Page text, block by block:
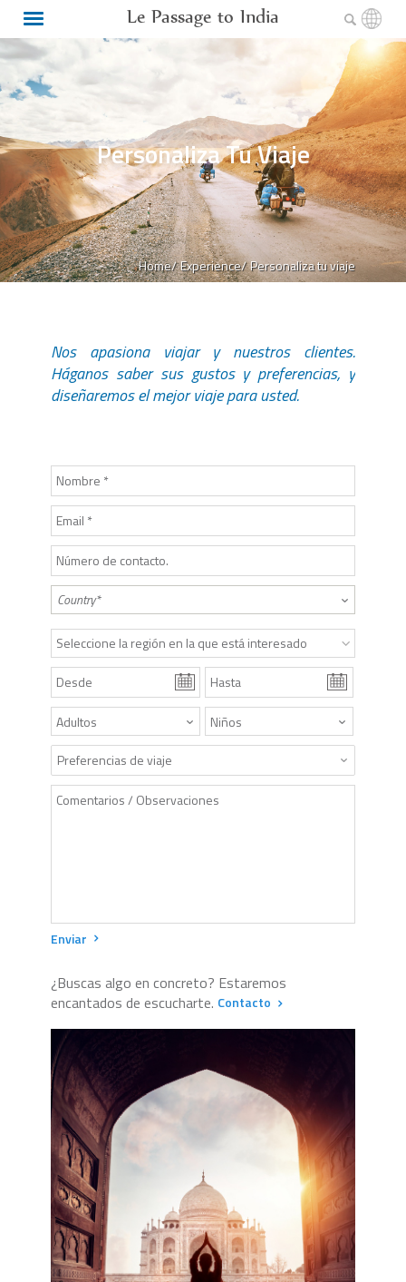
Le Passage to India
Home/Experience/Personaliza tu viaje
Personaliza Tu Viaje
Nos apasiona viajar y nuestros clientes.
Háganos saber sus gustos y preferencias, y
diseñaremos el mejor viaje para usted.
Seleccione la región en la que está interesado
Preferencias de viaje
Enviar
¿Buscas algo en concreto? Estaremos
encantados de escucharte. Contacto